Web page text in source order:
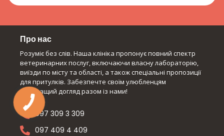
Про нас
Розуміє без слів. Наша клініка пропонує повний спектр
ветеринарних послуг, включаючи власну лабораторію,
виїзди по місту та області, а також спеціальні пропозиції
для притулків. Забезпечте своїм улюбленцям
найкращий догляд разом із нами!
097 309 3 309
097 409 4 409